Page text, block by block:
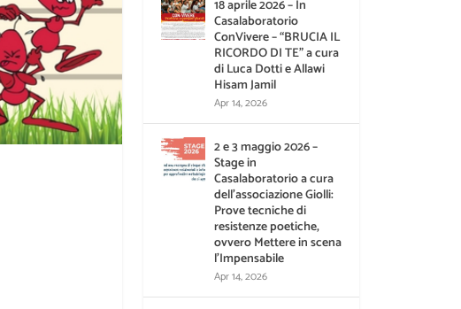
18 aprile 2026 – In
Casalaboratorio
ConVivere – “BRUCIA IL
RICORDO DI TE” a cura
di Luca Dotti e Allawi
Hisam Jamil
Apr 14, 2026
2 e 3 maggio 2026 –
Stage in
Casalaboratorio a cura
dell’associazione Giolli:
Prove tecniche di
resistenze poetiche,
ovvero Mettere in scena
l’Impensabile
Apr 14, 2026